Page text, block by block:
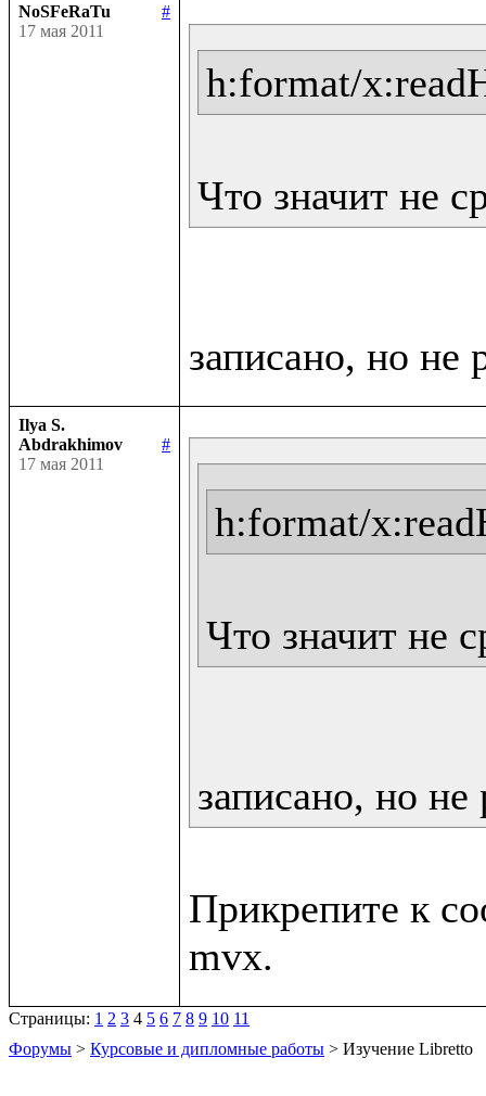
NoSFeRaTu
#
17 мая 2011
h:format/
Что значит не
Ilya S.
Abdrakhimov
#
17 мая 2011
h:format/
Что значит не
записано, но не
Прикрепите к
Страницы: 1 2 3 4 5 6 7 8 9 10 11
Форумы > Курсовые и дипломные работы > Изучение Libretto